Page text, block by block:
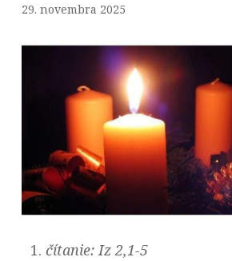
29. novembra 2025
čítanie:Iz 2,1-5